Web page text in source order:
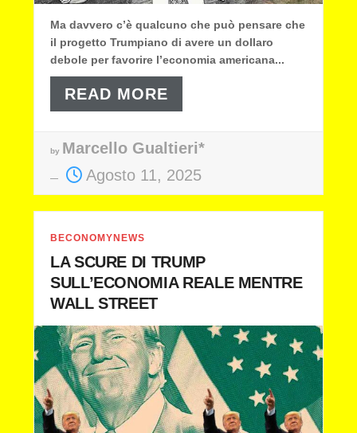
Ma davvero c’è qualcuno che può pensare che
il progetto Trumpiano di avere un dollaro
debole per favorire l’economia americana...
READ MORE
by Marcello Gualtieri*
Agosto 11, 2025
BECONOMYNEWS
LA SCURE DI TRUMP
SULL’ECONOMIA REALE MENTRE
WALL STREET